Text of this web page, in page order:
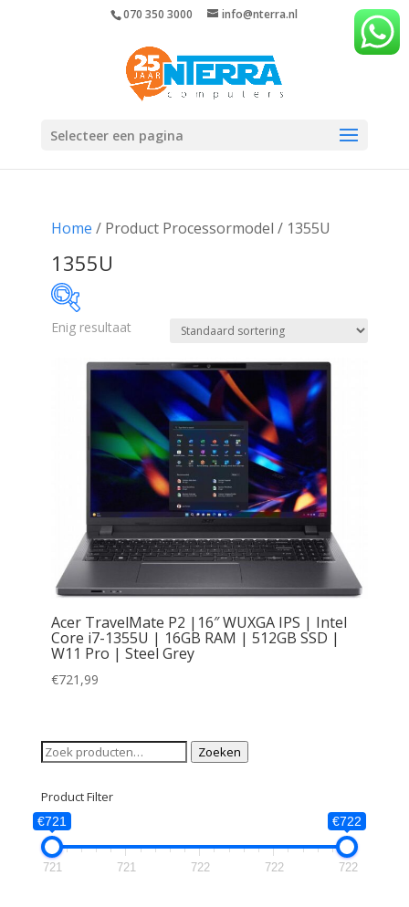
070 350 3000 info@nterra.nl
Selecteer een pagina
Home / Product Processormodel / 1355U
1355U
722 722
Enig resultaat
Acer TravelMate P2 |16″ WUXGA IPS | Intel
Core i7-1355U | 16GB RAM | 512GB SSD |
W11 Pro | Steel Grey
€721,99
Zoeken
naar:
Zoeken
Product Filter
€721 €722
721 721 722 722 722